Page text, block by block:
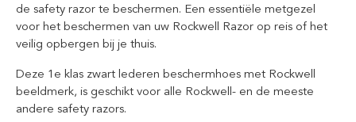
de safety razor te beschermen. Een essentiële metgezel
voor het beschermen van uw Rockwell Razor op reis of het
veilig opbergen bij je thuis.
Deze 1e klas zwart lederen beschermhoes met Rockwell
beeldmerk, is geschikt voor alle Rockwell- en de meeste
andere safety razors.